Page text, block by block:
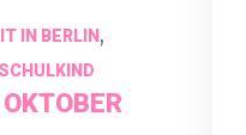
IN BERLIN,
SCHULKIND